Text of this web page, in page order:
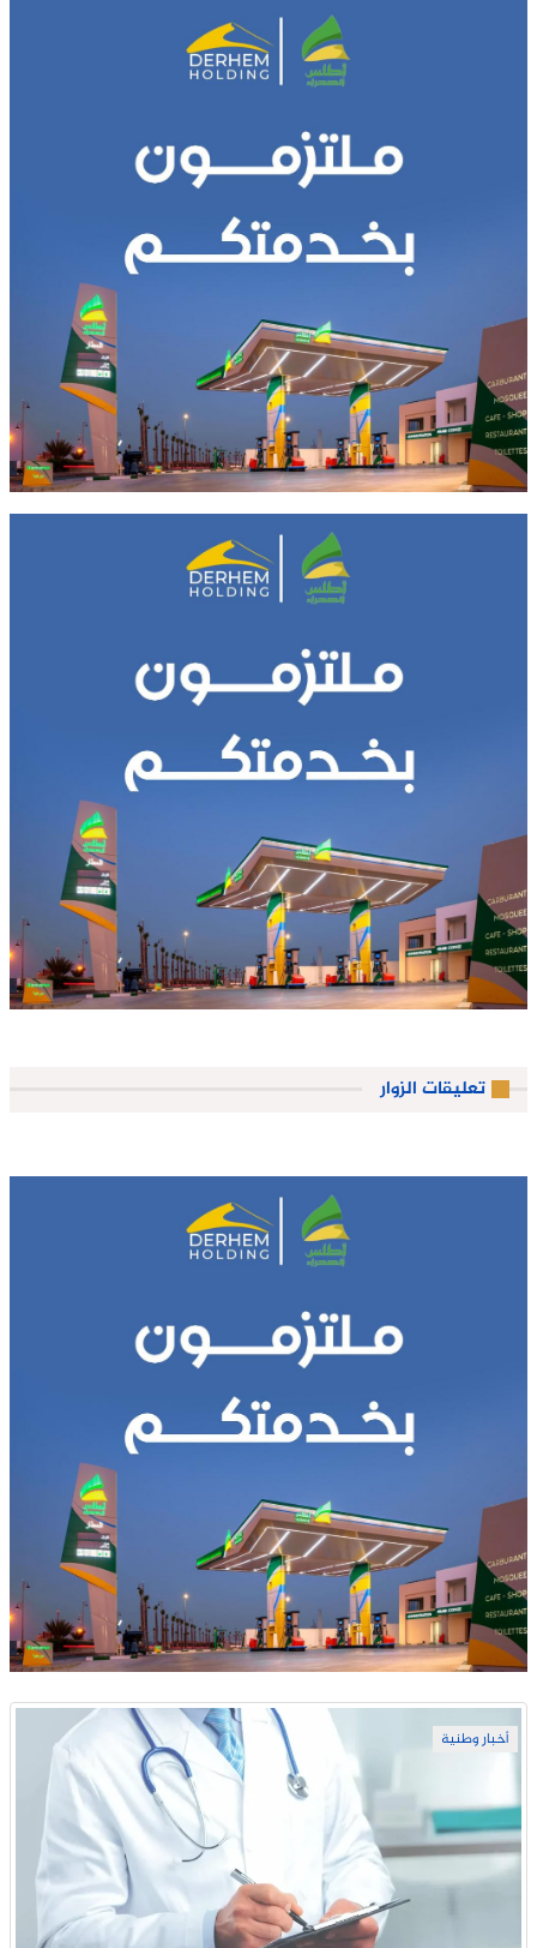
تعليقات الزوار
أخبار وطنية